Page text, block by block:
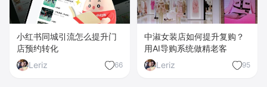
小红书同城引流怎么提升门
店预约转化
Leriz
66
中淑女装店如何提升复购？
用AI导购系统做精老客
Leriz
95